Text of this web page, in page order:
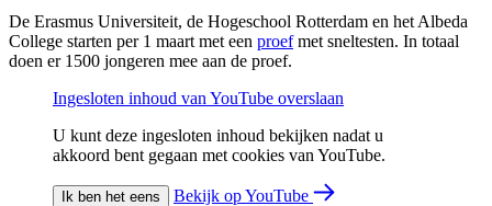
De Erasmus Universiteit, de Hogeschool Rotterdam en het Albeda
College starten per 1 maart met een proefmet sneltesten. In totaal
doen er 1500 jongeren mee aan de proef.
Ingesloten inhoud van YouTube overslaan
U kunt deze ingesloten inhoud bekijken nadat u
akkoord bent gegaan met cookies van YouTube.
Ik ben het eens
Bekijk op YouTube